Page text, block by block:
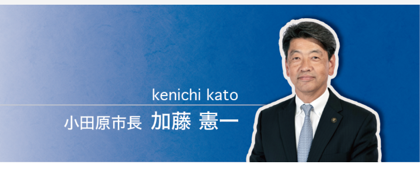
避難場所 消防
届け出や申請をしたい
証明書がほしい
相談をしたい
支払いをしたい
市税総務課
市民税課